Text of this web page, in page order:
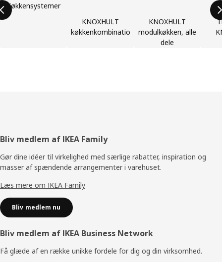
Køkkensystemer
KNOXHULT
køkkenkombinationer
KNOXHULT
modulkøkken, alle
dele
Footer
Bliv medlem af IKEA Family
Gør dine idéer til virkelighed med særlige rabatter, inspiration og
masser af spændende arrangementer i varehuset.
Læs mere om IKEA Family
Bliv medlem nu
Bliv medlem af IKEA Business Network
Få glæde af en række unikke fordele for dig og din virksomhed.